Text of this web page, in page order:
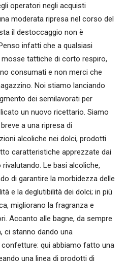
operatori negli acquisti
moderata ripresa nel corso del
il destoccaggio non è
infatti che a qualsiasi
tattiche di corto respiro,
consumati e non merci che
Noi stiamo lanciando
dei semilavorati per
un nuovo ricettario. Siamo
a una ripresa di
alcoliche nei dolci, prodotti
caratteristiche apprezzate dai
Le basi alcoliche,
di garantire la morbidezza delle
e la deglutibilità dei dolci; in più
migliorano la fragranza e
Accanto alle bagne, da sempre
ci stanno dando una
qui abbiamo fatto una
una linea di prodotti di